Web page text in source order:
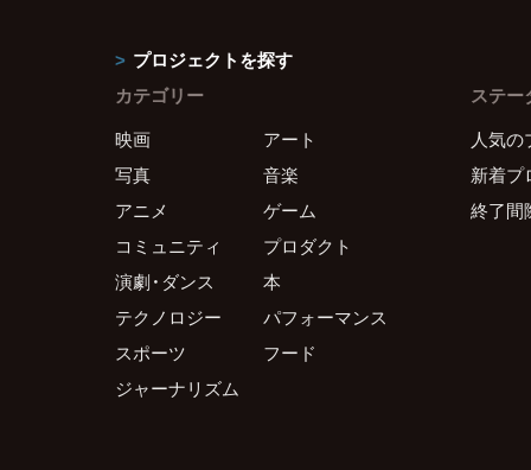
プロジェクトを探す
カテゴリー
映画
アート
写真
音楽
アニメ
ゲーム
コミュニティ
プロダクト
演劇・ダンス
本
テクノロジー
パフォーマンス
スポーツ
フード
ジャーナリズム
ステー
人気の
新着プ
終了間